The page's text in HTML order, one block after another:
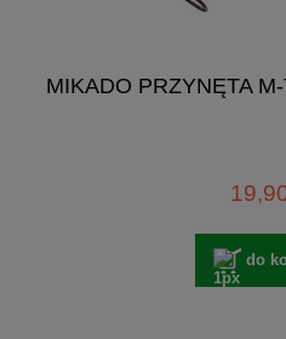
MIKADO PRZYNĘTA
do